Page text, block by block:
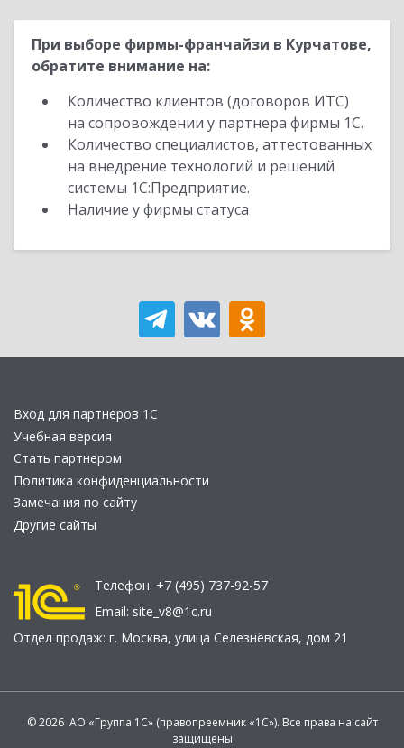
При выборе фирмы-франчайзи в Курчатове,
обратите внимание на:
Количество клиентов (договоров ИТС)
на сопровождении у партнера фирмы 1С.
Количество специалистов, аттестованных
на внедрение технологий и решений
системы 1С:Предприятие.
Наличие у фирмы статуса
Вход для партнеров 1С
Учебная версия
Стать партнером
Политика конфиденциальности
Замечания по сайту
Другие сайты
Телефон: +7 (495) 737-92-57
Email: site_v8@1c.ru
Отдел продаж: г. Москва, улица Селезнёвская, дом 21
© 2026 АО «Группа 1С» (правопреемник «1С»). Все права на сайт
защищены